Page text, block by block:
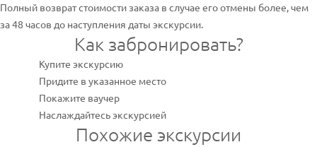
Полный возврат стоимости заказа в случае его отмены более, чем
за 48 часов до наступления даты экскурсии.
Как забронировать?
Купите экскурсию
Придите в указанное место
Покажите ваучер
Наслаждайтесь экскурсией
Похожие экскурсии